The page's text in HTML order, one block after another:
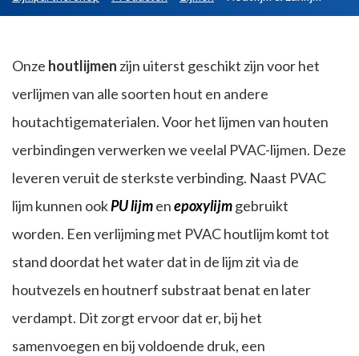
Onze houtlijmen zijn uiterst geschikt zijn voor het
verlijmen van alle soorten hout en andere
houtachtigematerialen. Voor het lijmen van houten
verbindingen verwerken we veelal PVAC-lijmen. Deze
leveren veruit de sterkste verbinding. Naast PVAC
lijm kunnen ookPU lijmenepoxylijmgebruikt
worden. Een verlijming met PVAC houtlijm komt tot
stand doordat het water dat in de lijm zit via de
houtvezels en houtnerf substraat benat en later
verdampt. Dit zorgt ervoor dat er, bij het
samenvoegen en bij voldoende druk, een